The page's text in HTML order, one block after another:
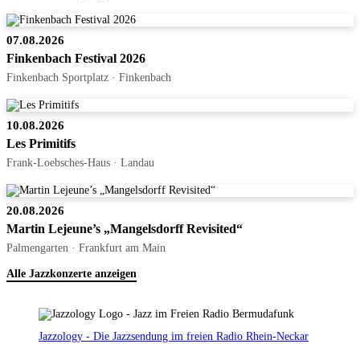
07.08.2026
Finkenbach Festival 2026
Finkenbach Sportplatz · Finkenbach
10.08.2026
Les Primitifs
Frank-Loebsches-Haus · Landau
20.08.2026
Martin Lejeune’s „Mangelsdorff Revisited“
Palmengarten · Frankfurt am Main
Alle Jazzkonzerte anzeigen
Jazzology - Die Jazzsendung im freien Radio Rhein-Neckar